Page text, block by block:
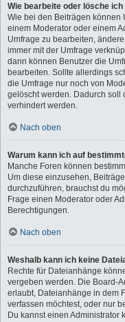
Wie bearbeite oder lösche
Wie bei den Beiträgen können
einem Moderator oder einem
Umfrage zu bearbeiten,
immer mit der Umfrage
dann können Benutzer die
bearbeiten. Sollte allerdings
die Umfrage nur noch von
gelöscht werden. Dadurch soll
verhindert werden.
Nach oben
Warum kann ich auf
Manche Foren können
Um diese einzusehen,
durchzuführen, brauchst du
Frage einen Moderator oder
Berechtigungen.
Nach oben
Weshalb kann ich keine
Rechte für Dateianhänge
vergeben werden. Die Board-
erlaubt, Dateianhänge in dem
verfassen möchtest, oder nur
Du kannst einen Administrator